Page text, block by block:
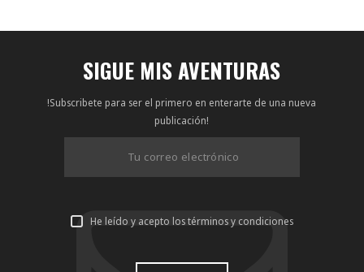
SIGUE MIS AVENTURAS
!Subscribete para ser el primero en enterarte de una nueva
publicación!
He leído y acepto los términos y condiciones